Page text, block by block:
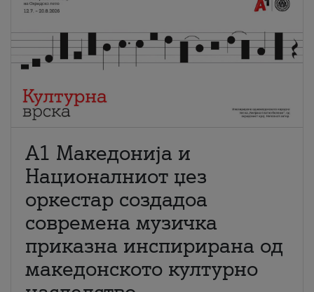
А1 Македонија и
Националниот џез
оркестар создадоа
современа музичка
приказна инспирирана од
македонското културно